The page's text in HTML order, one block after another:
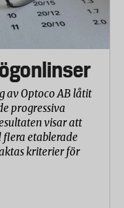
av Optoco AB låtit
progressiva
visar att
flera etablerade
kriterier för